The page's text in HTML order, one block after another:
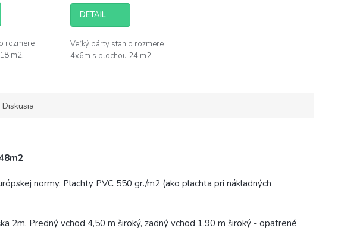
rozmere
m2.
DETAIL
Veľký párty stan o rozmere
4x6m s plochou 24 m2.
Diskusia
normy. Plachty PVC 550 gr./m2 (ako plachta pri nákladných
2m. Predný vchod 4,50 m široký, zadný vchod 1,90 m široký - opatrené